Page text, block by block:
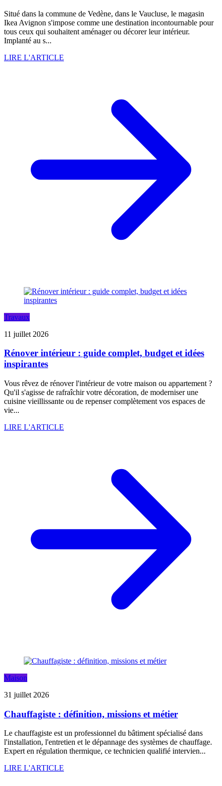
Situé dans la commune de Vedène, dans le Vaucluse, le magasin
Ikea Avignon s'impose comme une destination incontournable pour
tous ceux qui souhaitent aménager ou décorer leur intérieur.
Implanté au s...
LIRE L'ARTICLE
Travaux
11 juillet 2026
Rénover intérieur : guide complet, budget et idées
inspirantes
Vous rêvez de rénover l'intérieur de votre maison ou appartement ?
Qu'il s'agisse de rafraîchir votre décoration, de moderniser une
cuisine vieillissante ou de repenser complètement vos espaces de
vie...
LIRE L'ARTICLE
Maison
31 juillet 2026
Chauffagiste : définition, missions et métier
Le chauffagiste est un professionnel du bâtiment spécialisé dans
l'installation, l'entretien et le dépannage des systèmes de chauffage.
Expert en régulation thermique, ce technicien qualifié intervien...
LIRE L'ARTICLE